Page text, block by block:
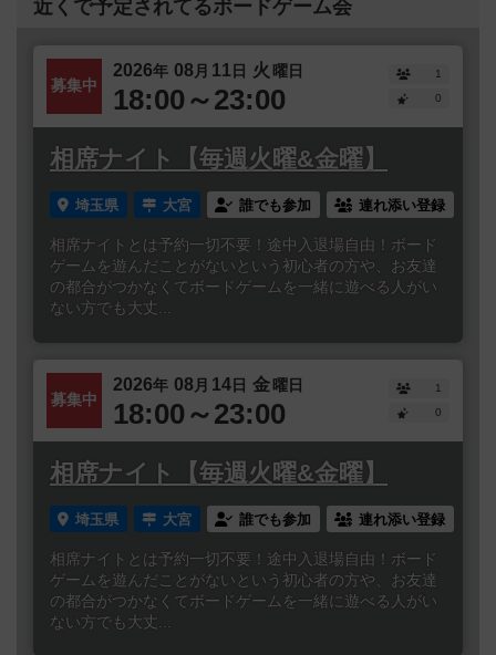
近くで予定されてるボードゲーム会
募集中
2026年 08 月 11日 火 曜日
18:00～23:00
1
0
相席ナイト【毎週火曜&金曜】
埼玉県 大宮 誰でも参加 連れ添い登録
相席ナイトとは予約一切不要！途中入退場自由！ボード
ゲームを遊んだことがないという初心者の方や、お友達
の都合がつかなくてボードゲームを一緒に遊べる人がい
ない方でも大丈...
募集中
2026年 08 月 14日 金曜日
18:00～23:00
1
0
相席ナイト【毎週火曜&金曜】
埼玉県 大宮 誰でも参加 連れ添い登録
相席ナイトとは予約一切不要！途中入退場自由！ボード
ゲームを遊んだことがないという初心者の方や、お友達
の都合がつかなくてボードゲームを一緒に遊べる人がい
ない方でも大丈...